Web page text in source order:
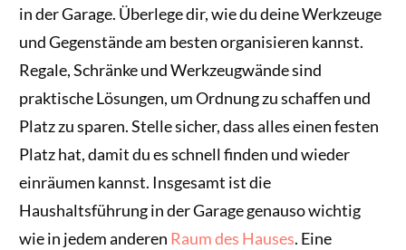
in der Garage. Überlege dir, wie du deine Werkzeuge
und Gegenstände am besten organisieren kannst.
Regale, Schränke und Werkzeugwände sind
praktische Lösungen, um Ordnung zu schaffen und
Platz zu sparen. Stelle sicher, dass alles einen festen
Platz hat, damit du es schnell finden und wieder
einräumen kannst. Insgesamt ist die
Haushaltsführung in der Garage genauso wichtig
wie in jedem anderen Raum des Hauses. Eine